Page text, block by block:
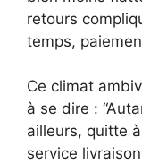
retours
temps,
Ce climat
à se dire :
ailleurs, quitte
service